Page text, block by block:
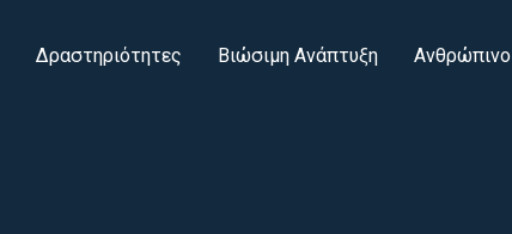
Δραστηριότητες Βιώσιμη Ανάπτυξη